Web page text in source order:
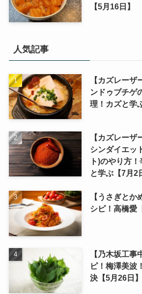
【5月16日】
人気記事
【カズレーザ
ンドゥブチゲ
理！カズと学
【カズレーザ
シンダイエッ
ト)のやり方
と学ぶ【7月2
【うさぎとか
シピ！高橋愛
【乃木坂工
ピ！梅澤美波
決【5月26日】